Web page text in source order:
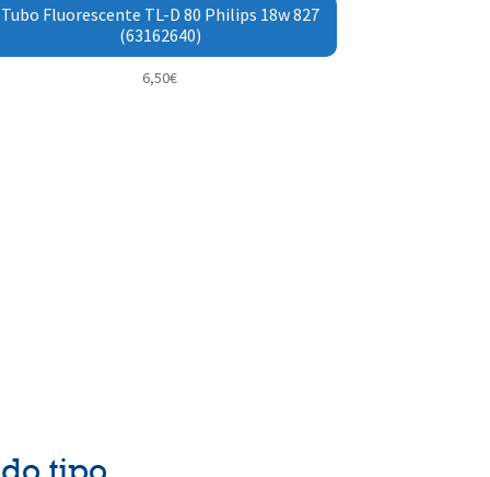
Tubo Fluorescente TL-D 80 Philips 18w 827
(63162640)
6,50€